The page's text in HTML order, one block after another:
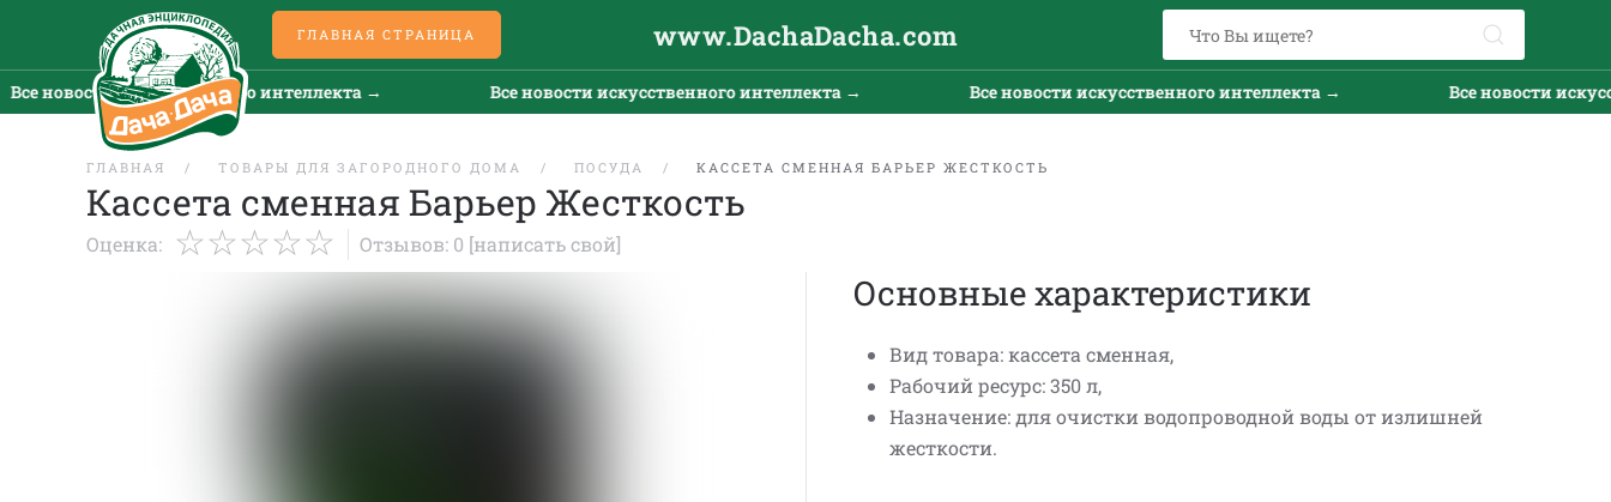
ГЛАВНАЯ СТРАНИЦА www.DachaDacha.com
новости искусственного интеллекта → Все новости искусственного интеллекта → Все новости искусственного интеллекта → Все новости
ГЛАВНАЯ ТОВАРЫ ДЛЯ ЗАГОРОДНОГО ДОМА ПОСУДА КАССЕТА СМЕННАЯ БАРЬЕР ЖЕСТКОСТЬ
Кассета сменная Барьер Жесткость
Оценка: Отзывов: 0 [написать свой]
Основные характеристики
Вид товара: кассета сменная,
Рабочий ресурс: 350 л,
Назначение: для очистки водопроводной воды от излишней
жесткости.